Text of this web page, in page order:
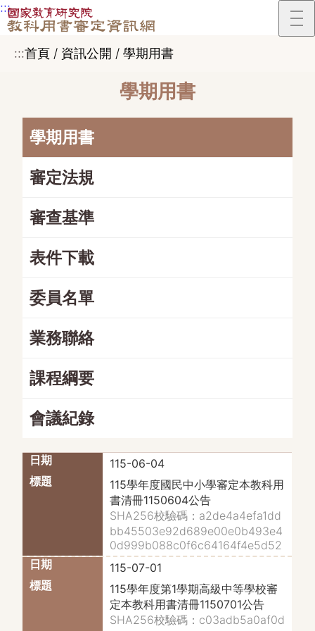
跳到主要內容區塊
:::
:::首頁 / 資訊公開 / 學期用書
學期用書
學期用書
審定法規
審查基準
表件下載
委員名單
業務聯絡
課程綱要
會議紀錄
115-06-04
115學年度國民中小學審定本教科用
書清冊1150604公告
SHA256校驗碼：a2de4a4efa1dd
bb45503e92d689e00e0b493e4
0d999b088c0f6c64164f4e5d52
115-07-01
115學年度第1學期高級中等學校審
定本教科用書清冊1150701公告
SHA256校驗碼：c03adb5a0af0d